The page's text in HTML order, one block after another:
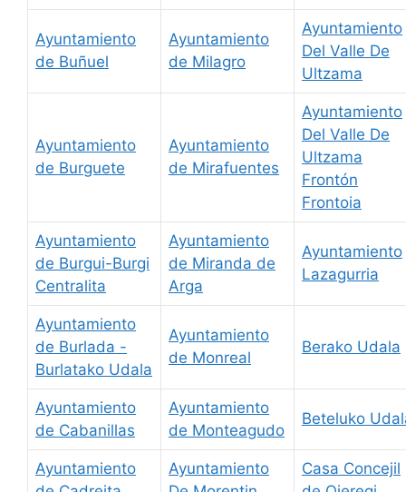
Ayuntamiento
de Buñuel
Ayuntamiento
de Milagro
Ayuntamiento
Del Valle De
Ultzama
Ayuntamiento
de Burguete
Ayuntamiento
de Mirafuentes
Ayuntamiento
Del Valle De
Ultzama
Frontón
Frontoia
Ayuntamiento
de Burgui-Burgi
Centralita
Ayuntamiento
de Miranda de
Arga
Ayuntamiento
Lazagurria
Ayuntamiento
de Burlada -
Burlatako Udala
Ayuntamiento
de Monreal
Berako Udala
Ayuntamiento
de Cabanillas
Ayuntamiento
de Monteagudo
Beteluko
Ayuntamiento
Ayuntamiento
Casa Concejil